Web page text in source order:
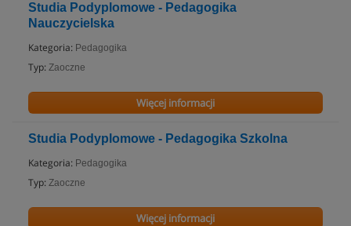
Studia Podyplomowe - Pedagogika
Nauczycielska
Kategoria: Pedagogika
Typ: Zaoczne
Więcej informacji
Studia Podyplomowe - Pedagogika Szkolna
Kategoria: Pedagogika
Typ: Zaoczne
Więcej informacji